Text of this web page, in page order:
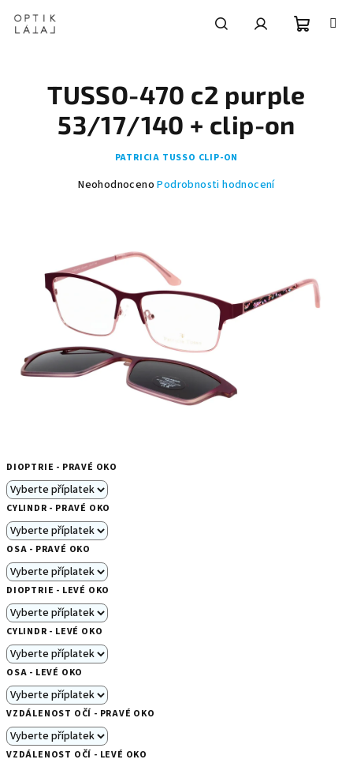
obsah
košík
DIOPTRIE - PRAVÉ OKO
CYLINDR - PRAVÉ OKO
OSA - PRAVÉ OKO
DIOPTRIE - LEVÉ OKO
CYLINDR - LEVÉ OKO
OSA - LEVÉ OKO
VZDÁLENOST OČÍ - PRAVÉ OKO
VZDÁLENOST OČÍ - LEVÉ OKO
TUSSO-470 c2 purple
53/17/140 + clip-on
PATRICIA TUSSO CLIP-ON
Průměrné
z
5
hvězdiček.
Neohodnoceno Podrobnosti hodnocení